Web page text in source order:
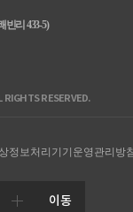
빈리 433-5)
RIGHTS RESERVED.
정보처리기기운영관리방
이동